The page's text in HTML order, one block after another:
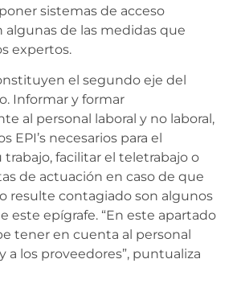
sistemas de acceso
algunas de las medidas que
expertos.
el segundo eje del
Informar y formar
al personal laboral y no laboral,
EPI’s necesarios para el
trabajo, facilitar el teletrabajo o
de actuación en caso de que
resulte contagiado son algunos
este epígrafe. “En este apartado
tener en cuenta al personal
a los proveedores”, puntualiza